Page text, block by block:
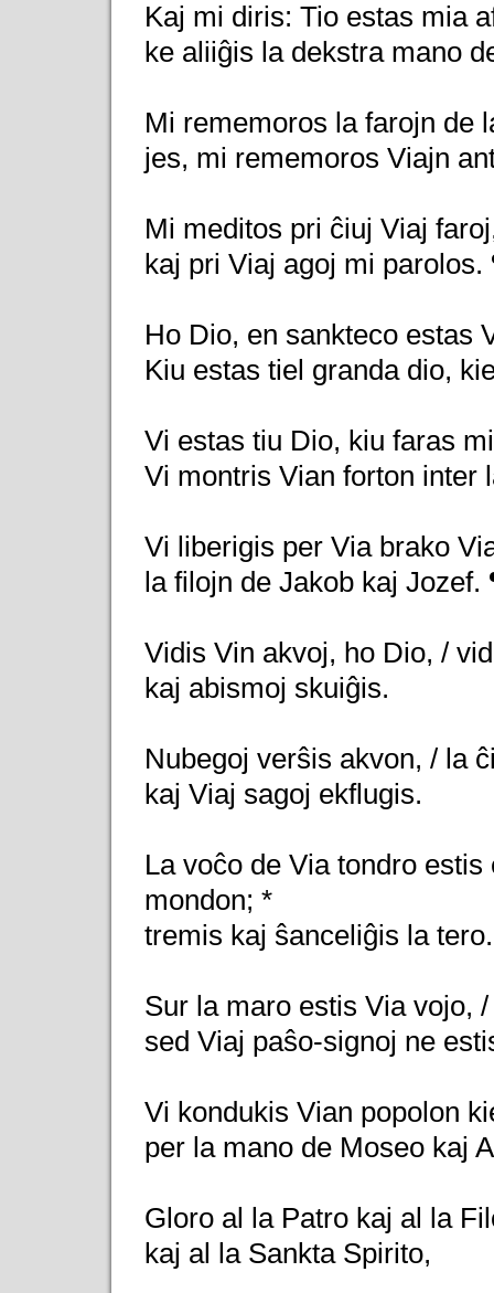
Kaj mi diris: Tio estas mia
ke aliiĝis la dekstra mano
Mi rememoros la farojn de
jes, mi rememoros Viajn
Mi meditos pri ĉiuj Viaj
kaj pri Viaj agoj mi parolos.
Ho Dio, en sankteco estas
Kiu estas tiel granda dio,
Vi estas tiu Dio, kiu faras
Vi montris Vian forton inter
Vi liberigis per Via brako
la filojn de Jakob kaj Jozef.
Vidis Vin akvoj, ho Dio, /
kaj abismoj skuiĝis.
Nubegoj verŝis akvon, / la
kaj Viaj sagoj ekflugis.
La voĉo de Via tondro
mondon; *
tremis kaj ŝanceliĝis la tero.
Sur la maro estis Via vojo,
sed Viaj paŝo-signoj ne
Vi kondukis Vian popolon
per la mano de Moseo kaj
Gloro al la Patro kaj al la
kaj al la Sankta Spirito,